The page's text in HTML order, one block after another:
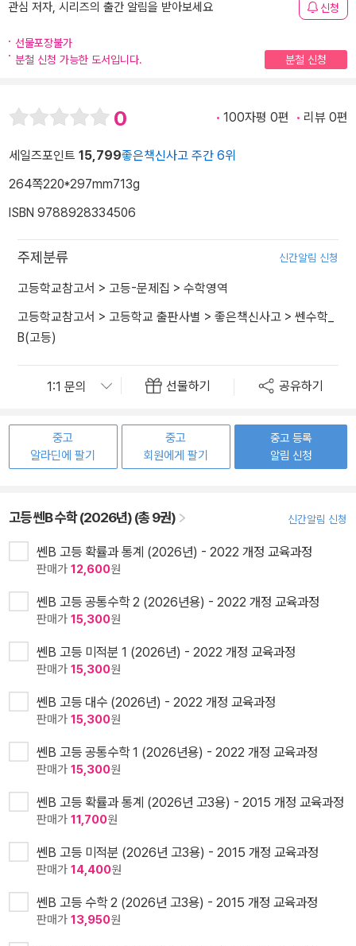
관심 저자, 시리즈의 출간 알림을 받아보세요 신청
선물포장불가
분철 신청 가능한 도서입니다.
분철 신청
0 100자평 0편 리뷰 0편
세일즈포인트 15,799좋은책신사고 주간 6위
264쪽220*297mm713g
ISBN 9788928334506
주제분류 신간알림 신청
고등학교참고서 > 고등-문제집 > 수학영역
고등학교참고서 > 고등학교 출판사별 > 좋은책신사고 > 쎈수학_
B(고등)
선물하기 공유하기
중고
알라딘에 팔기
중고
회원에게 팔기
중고 등록
알림 신청
고등 쎈B 수학 (2026년) (총 9권) 신간알림 신청
쎈B 고등 확률과 통계 (2026년) - 2022 개정 교육과정
판매가 12,600원
쎈B 고등 공통수학 2 (2026년용) - 2022 개정 교육과정
판매가 15,300원
쎈B 고등 미적분 1 (2026년) - 2022 개정 교육과정
판매가 15,300원
쎈B 고등 대수 (2026년) - 2022 개정 교육과정
판매가 15,300원
쎈B 고등 공통수학 1 (2026년용) - 2022 개정 교육과정
판매가 15,300원
쎈B 고등 확률과 통계 (2026년 고3용) - 2015 개정 교육과정
판매가 11,700원
쎈B 고등 미적분 (2026년 고3용) - 2015 개정 교육과정
판매가 14,400원
쎈B 고등 수학 2 (2026년 고3용) - 2015 개정 교육과정
판매가 13,950원